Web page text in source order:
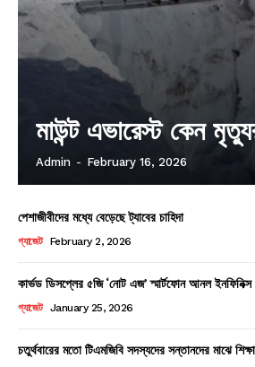
মাউন্ট এভারেস্ট কেন
Admin - February 16, 2026
পেশাজীবীদের মধ্যে বেড়েছে ট্যাবের চাহিদা
গ্যাজেট February 2, 2026
কার্ভড ডিসপ্লের ৫জি ‘নোট এজ’ স্মার্টফোন আনল ইনফিনিক্স
গ্যাজেট January 25, 2026
চতুর্থবারের মতো টিএমজিবি সদস্যদের সন্তানদের মাঝে